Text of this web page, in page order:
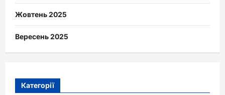
Жовтень 2025
Вересень 2025
Категорії